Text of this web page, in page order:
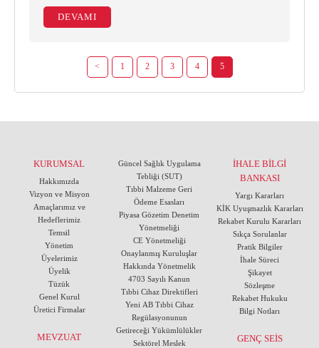
yeterli olmadığı, Sağlık Uygulama Tebliği kapsamında belirlenen geri
ödeme kurallarının SGK tarafından ürünlerin finanse edilme kriteri
DEVAMI
< 1 2 3 4 5
KURUMSAL
Hakkımızda
Vizyon ve Misyon
Amaçlarımız ve
Hedeflerimiz
Temsil
Yönetim
Üyelerimiz
Üyelik
Tüzük
Genel Kurul
Üretici Firmalar
MEVZUAT
Güncel Sağlık Uygulama
Tebliği (SUT)
Tıbbi Malzeme Geri
Ödeme Esasları
Piyasa Gözetim Denetim
Yönetmeliği
CE Yönetmeliği
Onaylanmış Kuruluşlar
Hakkında Yönetmelik
4703 Sayılı Kanun
Tıbbi Cihaz Direktifleri
Yeni AB Tıbbi Cihaz
Regülasyonunun
Getireceği Yükümlülükler
Sektörel Meslek
İHALE BİLGİ
BANKASI
Yargı Kararları
KİK Uyuşmazlık Kararları
Rekabet Kurulu Kararları
Sıkça Sorulanlar
Pratik Bilgiler
İhale Süreci
Şikayet
Sözleşme
Rekabet Hukuku
Bilgi Notları
GENÇ SEİS